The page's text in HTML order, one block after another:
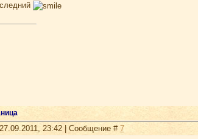
23:42 | Сообщение # 7